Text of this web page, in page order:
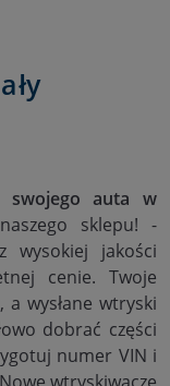
swojego auta w
sklepu! -
wysokiej jakości
cenie. Twoje
wysłane wtryski
dobrać części
numer VIN i